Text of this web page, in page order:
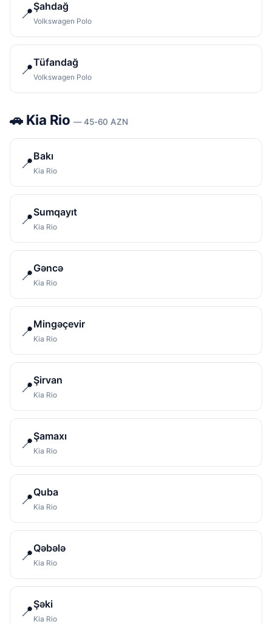
📍Şahdağ
Volkswagen Polo
📍Tüfandağ
Volkswagen Polo
🚗 Kia Rio — 45-60 AZN
📍Bakı
Kia Rio
📍Sumqayıt
Kia Rio
📍Gəncə
Kia Rio
📍Mingəçevir
Kia Rio
📍Şirvan
Kia Rio
📍Şamaxı
Kia Rio
📍Quba
Kia Rio
📍Qəbələ
Kia Rio
📍Şəki
Kia Rio